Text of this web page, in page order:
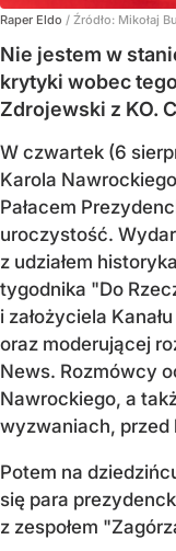
Raper Eldo / Źródło: Mikołaj
Nie jestem w
krytyki wobec
Zdrojewski z KO.
W czwartek (6
Karola
Pałacem
uroczystość.
z udziałem
tygodnika "Do
i założyciela
oraz moderującej
News. Rozmówcy
Nawrockiego, a
wyzwaniach, przed
Potem na
się para
z zespołem